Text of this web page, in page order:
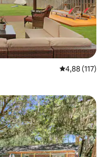
4,88 ud af 5 i
4,88 (117)